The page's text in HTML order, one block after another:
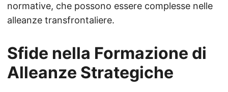
normative, che possono essere complesse nelle
alleanze transfrontaliere.
Sfide nella Formazione di
Alleanze Strategiche